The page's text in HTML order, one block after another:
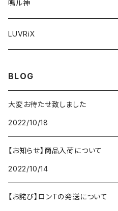
グッズ
オンラインチェキ
アパレル
グッズ
アパレル
グッズ
鳴ル神
アパレル
グッズ
LUVRiX
オンラインチェキ
BLOG
大変お待たせ致しました
2022/10/18
【お知らせ】商品入荷について
2022/10/14
【お詫び】ロンTの発送について